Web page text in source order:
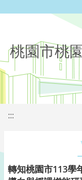
桃園市桃
:::
轉知桃園市113學